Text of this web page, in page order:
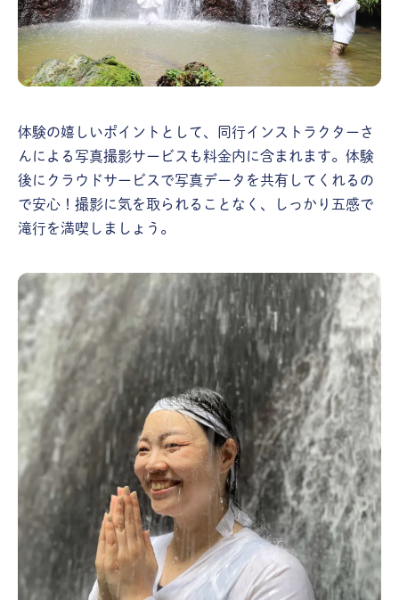
体験の嬉しいポイントとして、同行インストラクターさ
んによる写真撮影サービスも料金内に含まれます。体験
後にクラウドサービスで写真データを共有してくれるの
で安心！撮影に気を取られることなく、しっかり五感で
滝行を満喫しましょう。